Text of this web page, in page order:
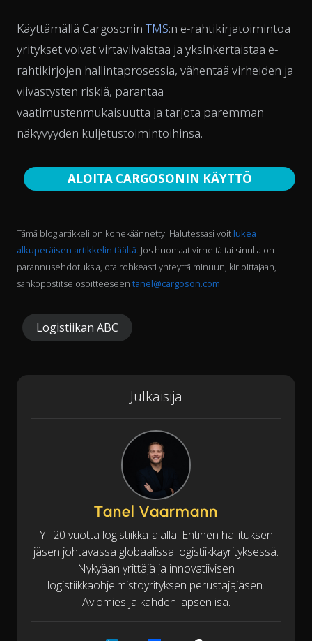
Käyttämällä Cargosonin TMS:n e-rahtikirjatoimintoa
yritykset voivat virtaviivaistaa ja yksinkertaistaa e-
rahtikirjojen hallintaprosessia, vähentää virheiden ja
viivästysten riskiä, parantaa
vaatimustenmukaisuutta ja tarjota paremman
näkyvyyden kuljetustoimintoihinsa.
ALOITA CARGOSONIN KÄYTTÖ
Tämä blogiartikkeli on konekäännetty. Halutessasi voit lukea
alkuperäisen artikkelin täältä. Jos huomaat virheitä tai sinulla on
parannusehdotuksia, ota rohkeasti yhteyttä minuun, kirjoittajaan,
sähköpostitse osoitteeseen tanel@cargoson.com.
Logistiikan ABC
Julkaisija
Tanel Vaarmann
Yli 20 vuotta logistiikka-alalla. Entinen hallituksen
jäsen johtavassa globaalissa logistiikkayrityksessä.
Nykyään yrittäjä ja innovatiivisen
logistiikkaohjelmistoyrityksen perustajajäsen.
Aviomies ja kahden lapsen isä.